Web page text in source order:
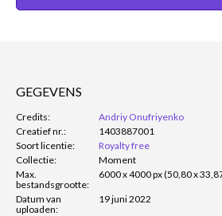
GEGEVENS
Credits:
Andriy Onufriyenko
Creatief nr.:
1403887001
Soort licentie:
Royalty free
Collectie:
Moment
Max.
bestandsgrootte:
6000 x 4000 px (50,80 x
Datum van
uploaden:
19 juni 2022